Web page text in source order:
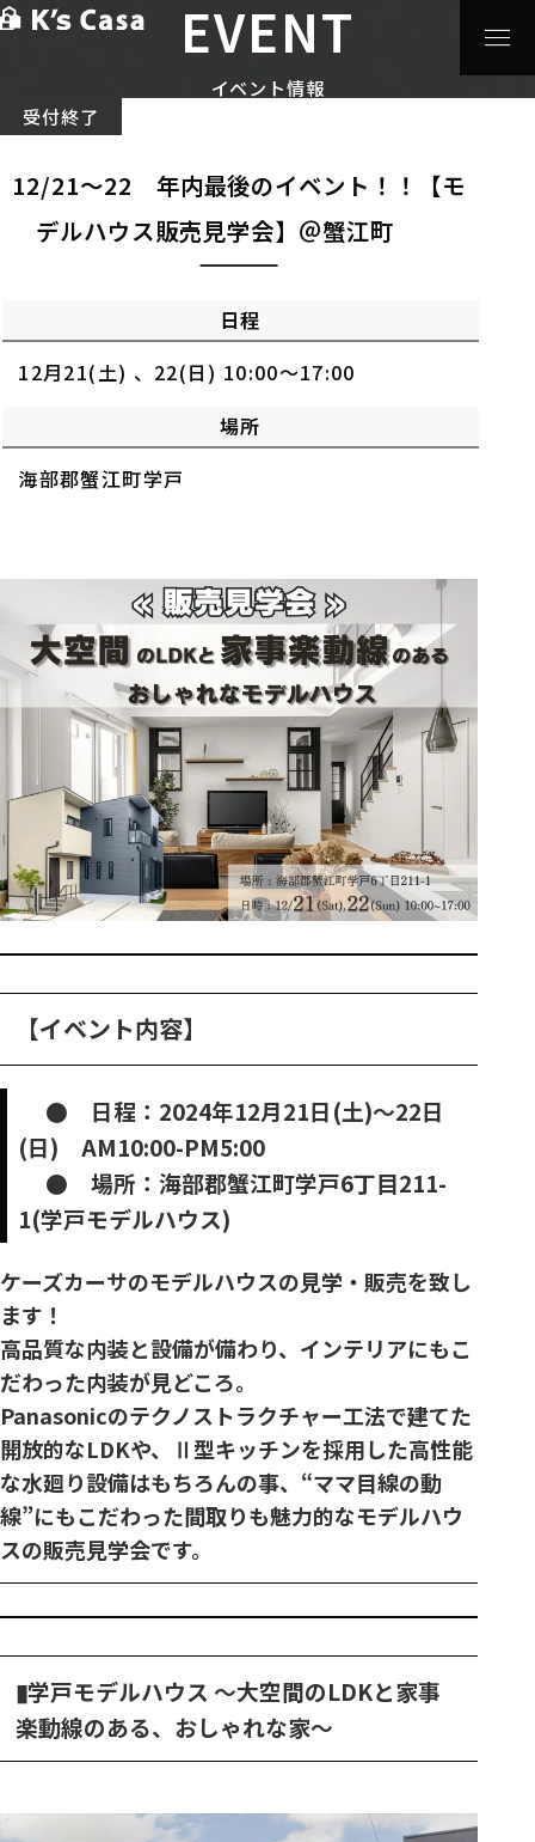
EVENT
イベント情報
>12/21～22 年内最後のイベン
受付終了
12/21～22 年内最後のイベント！！【モ
デルハウス販売見学会】＠蟹江町
日程
12月21(土) 、22(日) 10:00～17:00
場所
海部郡蟹江町学戸
【イベント内容】
● 日程：2024年12月21日(土)～22日
(日) AM10:00-PM5:00
● 場所：海部郡蟹江町学戸6丁目211-
1(学戸モデルハウス)
ケーズカーサのモデルハウスの見学・販売を致し
ます！
高品質な内装と設備が備わり、インテリアにもこ
だわった内装が見どころ。
Panasonicのテクノストラクチャー工法で建てた
開放的なLDKや、Ⅱ型キッチンを採用した高性能
な水廻り設備はもちろんの事、“ママ目線の動
線”にもこだわった間取りも魅力的なモデルハウ
スの販売見学会です。
▮学戸モデルハウス ～大空間のLDKと家事
楽動線のある、おしゃれな家～